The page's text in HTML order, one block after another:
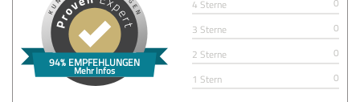
4 Sterne
3 Sterne
0
2 Sterne
0
1 Stern
0